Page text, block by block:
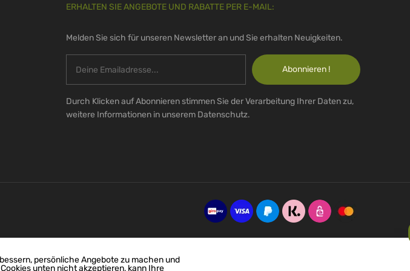
ERHALTEN SIE ANGEBOTE UND RABATTE PER E-MAIL:
Melden Sie sich für unseren Newsletter an und Sie erhalten Neuigkeiten.
Abonnieren !
Durch Klicken auf Abonnieren stimmen Sie der Verarbeitung Ihrer Daten zu,
weitere Informationen in unserem Datenschutz.
persönliche Angebote zu machen und
unten nicht akzeptieren, kann Ihre